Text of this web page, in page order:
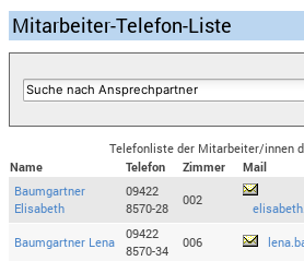
Mitarbeiter-Telefon-Liste
Telefonliste der Mitarbeiter/innen
Name
Telefon Zimmer
Mail
Baumgartner
Elisabeth
09422
8570-28
002
Baumgartner Lena
09422
8570-34
006